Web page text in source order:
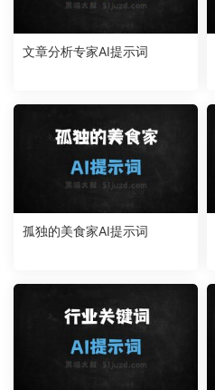
文章分析专家AI提示词
孤独的美食家AI提示词